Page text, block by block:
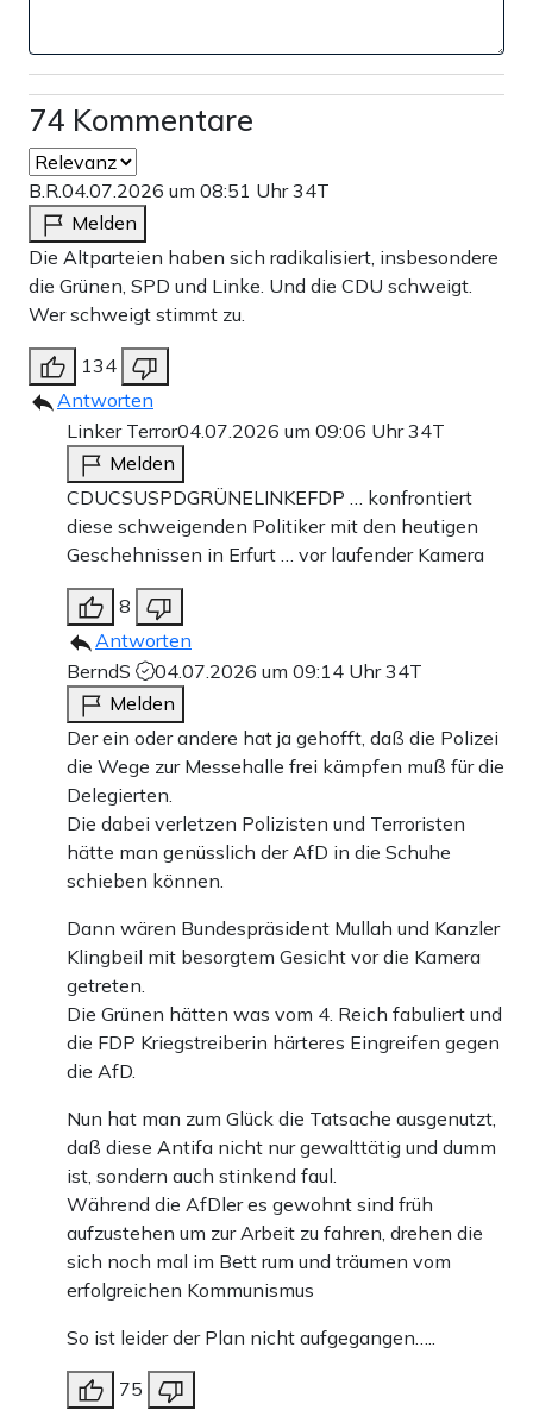
74 Kommentare
B.R.04.07.2026 um 08:51 Uhr34T
Melden
Die Altparteien haben sich radikalisiert, insbesondere
die Grünen, SPD und Linke. Und die CDU schweigt.
Wer schweigt stimmt zu.
134
Antworten
Linker Terror04.07.2026 um 09:06 Uhr34T
Melden
CDUCSUSPDGRÜNELINKEFDP … konfrontiert
diese schweigenden Politiker mit den heutigen
Geschehnissen in Erfurt … vor laufender Kamera
8
Antworten
BerndS
04.07.2026 um 09:14 Uhr34T
Melden
Der ein oder andere hat ja gehofft, daß die Polizei
die Wege zur Messehalle frei kämpfen muß für die
Delegierten.
Die dabei verletzen Polizisten und Terroristen
hätte man genüsslich der AfD in die Schuhe
schieben können.
Dann wären Bundespräsident Mullah und Kanzler
Klingbeil mit besorgtem Gesicht vor die Kamera
getreten.
Die Grünen hätten was vom 4. Reich fabuliert und
die FDP Kriegstreiberin härteres Eingreifen gegen
die AfD.
Nun hat man zum Glück die Tatsache ausgenutzt,
daß diese Antifa nicht nur gewalttätig und dumm
ist, sondern auch stinkend faul.
Während die AfDler es gewohnt sind früh
aufzustehen um zur Arbeit zu fahren, drehen die
sich noch mal im Bett rum und träumen vom
erfolgreichen Kommunismus
So ist leider der Plan nicht aufgegangen…..
75